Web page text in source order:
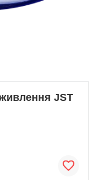
JST